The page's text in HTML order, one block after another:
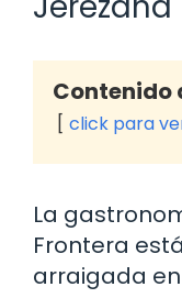
Contenido
click para
La
Frontera
arraigada